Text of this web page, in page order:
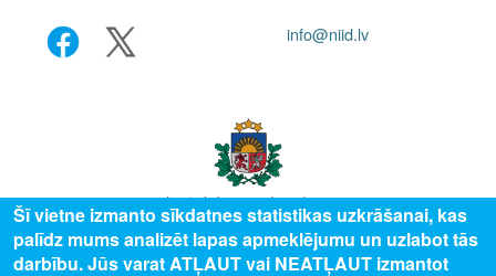
info@niid.lv
© 2025 Valsts izglītības attīstības aģentūra, publicētā satura visas tiesības
Šī vietne izmanto sīkdatnes statistikas uzkrāšanai, kas
palīdz mums analizēt lapas apmeklējumu un uzlabot tās
darbību. Jūs varat ATĻAUT vai NEATĻAUT izmantot